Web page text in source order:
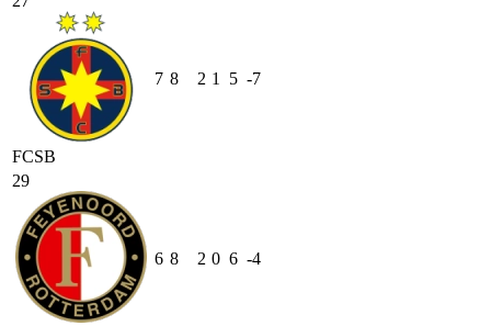
FCSB
7 8 2 1 5 -7
29
6 8 2 0 6 -4